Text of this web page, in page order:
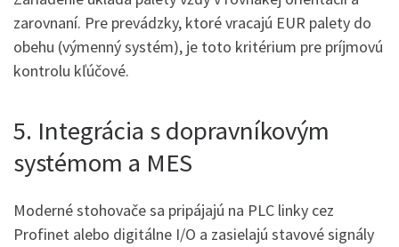
zarovnaní. Pre prevádzky, ktoré vracajú EUR palety do
obehu (výmenný systém), je toto kritérium pre príjmovú
kontrolu kľúčové.
5. Integrácia s dopravníkovým
systémom a MES
Moderné stohovače sa pripájajú na PLC linky cez
Profinet alebo digitálne I/O a zasielajú stavové signály